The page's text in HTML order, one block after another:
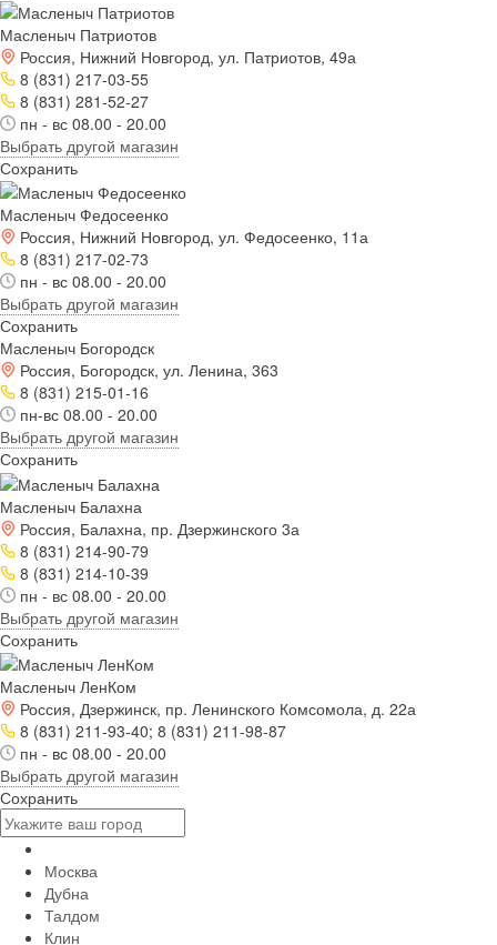
Масленыч Патриотов
Россия, Нижний Новгород, ул. Патриотов, 49а
8 (831) 217-03-55
8 (831) 281-52-27
пн - вс 08.00 - 20.00
Выбрать другой магазин
Сохранить
Масленыч Федосеенко
Россия, Нижний Новгород, ул. Федосеенко, 11а
8 (831) 217-02-73
пн - вс 08.00 - 20.00
Выбрать другой магазин
Сохранить
Масленыч Богородск
Россия, Богородск, ул. Ленина, 363
8 (831) 215-01-16
пн-вс 08.00 - 20.00
Выбрать другой магазин
Сохранить
Масленыч Балахна
Россия, Балахна, пр. Дзержинского 3а
8 (831) 214-90-79
8 (831) 214-10-39
пн - вс 08.00 - 20.00
Выбрать другой магазин
Сохранить
Масленыч ЛенКом
Россия, Дзержинск, пр. Ленинского Комсомола, д. 22а
8 (831) 211-93-40; 8 (831) 211-98-87
пн - вс 08.00 - 20.00
Выбрать другой магазин
Сохранить
Москва
Дубна
Талдом
Клин